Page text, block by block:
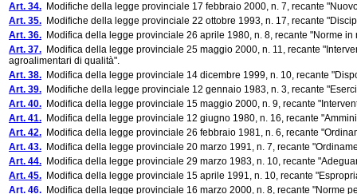
Art. 34. Modifiche della legge provinciale 17 febbraio 2000, n. 7, recante
Art. 35. Modifiche della legge provinciale 22 ottobre 1993, n. 17, recante
Art. 36. Modifica della legge provinciale 26 aprile 1980, n. 8, recante "Norme
Art. 37. Modifica della legge provinciale 25 maggio 2000, n. 11, recante
agroalimentari di qualità".
Art. 38. Modifica della legge provinciale 14 dicembre 1999, n. 10, recante
Art. 39. Modifiche della legge provinciale 12 gennaio 1983, n. 3, recante
Art. 40. Modifica della legge provinciale 15 maggio 2000, n. 9, recante
Art. 41. Modifica della legge provinciale 12 giugno 1980, n. 16, recante
Art. 42. Modifica della legge provinciale 26 febbraio 1981, n. 6, recante
Art. 43. Modifica della legge provinciale 20 marzo 1991, n. 7, recante
Art. 44. Modifica della legge provinciale 29 marzo 1983, n. 10, recante
Art. 45. Modifica della legge provinciale 15 aprile 1991, n. 10, recante
Art. 46. Modifica della legge provinciale 16 marzo 2000, n. 8, recante "Norme